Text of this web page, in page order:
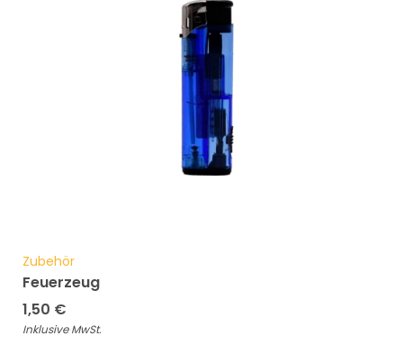
Zubehör
Feuerzeug
1,50 €
Inklusive MwSt.